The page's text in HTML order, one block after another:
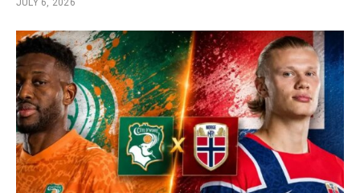
JULY 6, 2026